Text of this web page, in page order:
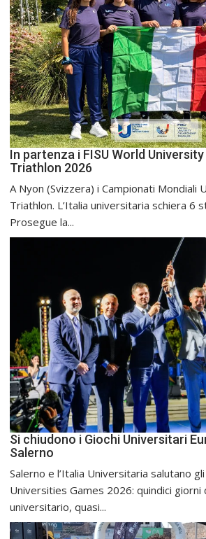
In partenza i FISU World
Triathlon 2026
A Nyon (Svizzera) i Campionati Mondiali
Triathlon. L’Italia universitaria schiera 6
Prosegue la...
Si chiudono i Giochi Universitari
Salerno
Salerno e l’Italia Universitaria salutano
Universities Games 2026: quindici
universitario, quasi...